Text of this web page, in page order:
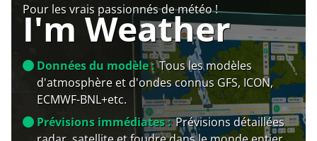
Pour les vrais passionnés de météo !
I'm Weather
Données du modèle : Tous les modèles
d'atmosphère et d'ondes connus GFS, ICON,
ECMWF-BNL+etc.
Prévisions immédiates : Prévisions détaillées